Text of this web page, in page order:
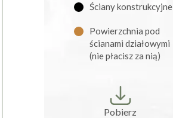
Ściany konstrukcyjne
Powierzchnia pod
ścianami działowymi
(nie płacisz za nią)
Pobierz